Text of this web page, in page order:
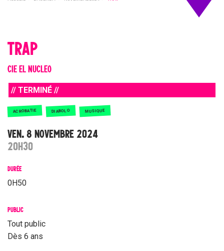
TRAP
CIE EL NUCLEO
// TERMINÉ //
ACROBATIE DIABOLO MUSIQUE
VEN. 8 NOVEMBRE 2024
20H30
DURÉE
0H50
PUBLIC
Tout public
Dès 6 ans